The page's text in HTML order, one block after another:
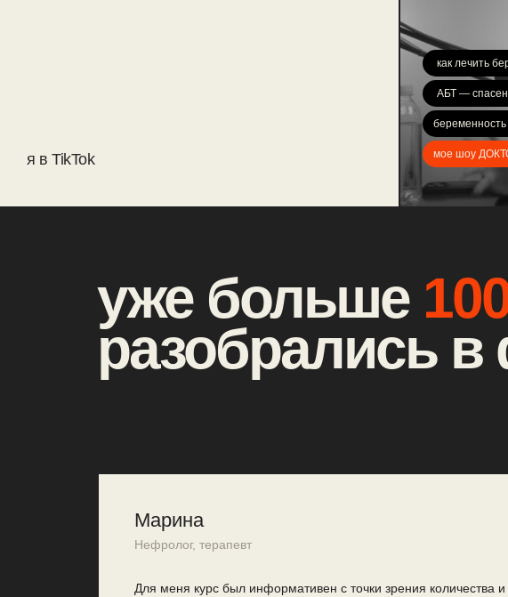
я в TikTok
как лечить
АБТ —
мое шоу
уже больше
разобрались
Марина
Нефролог, терапевт
Для меня курс был информативен с точки зрения количества и